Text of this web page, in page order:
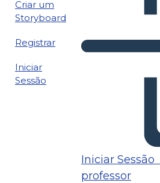
Criar um
Storyboard
Registrar
Iniciar
Sessão
Iniciar Sessão
professor